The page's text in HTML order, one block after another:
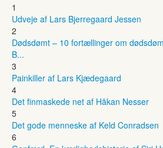
1
Udveje af Lars Bjerregaard Jessen
2
Dødsdømt – 10 fortællinger om
B...
3
Painkiller af Lars Kjædegaard
4
Det finmaskede net af Håkan Nesser
5
Det gode menneske af Keld Conradsen
6